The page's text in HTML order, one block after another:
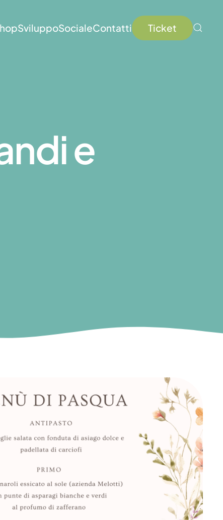
SviluppoSocialeContatti Ticket
e